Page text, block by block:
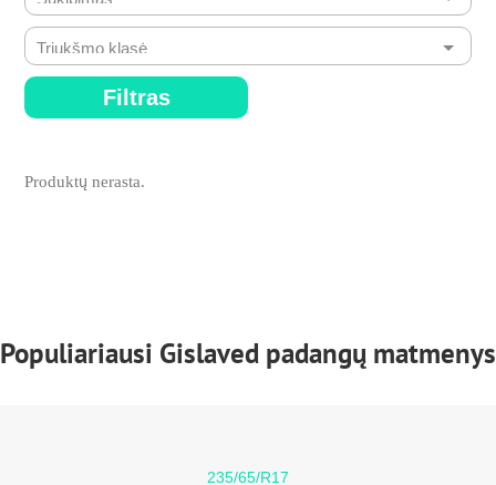
Filtras
Produktų nerasta.
Populiariausi Gislaved padangų matmenys
235/65/R17